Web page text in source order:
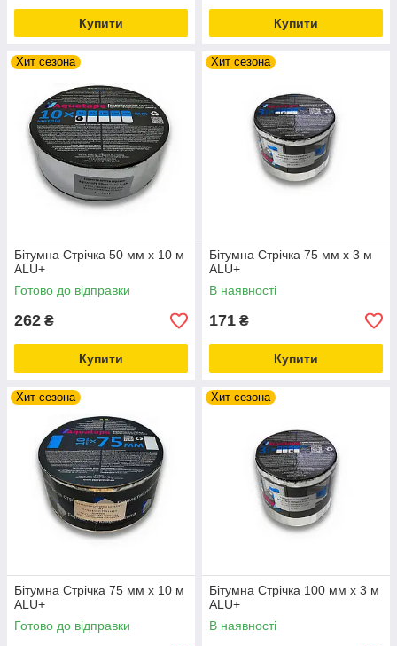
Купити Купити
Хит сезона
Бітумна Стрічка 50 мм х 10 м
ALU+
Готово до відправки
262 ₴
Купити
Хит сезона
Бітумна Стрічка 75 мм х 3 м
ALU+
В наявності
171 ₴
Купити
Хит сезона
Бітумна Стрічка 75 мм х 10 м
ALU+
Готово до відправки
Хит сезона
Бітумна Стрічка 100 мм х 3 м
ALU+
В наявності